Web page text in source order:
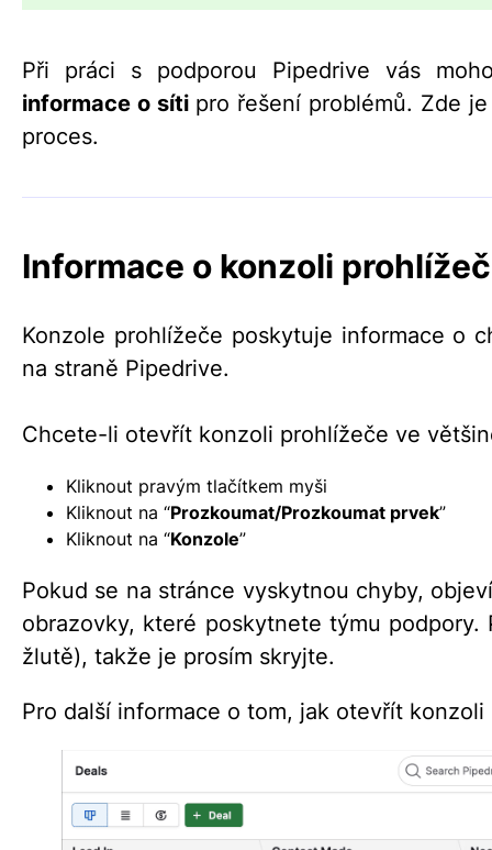
Při práci s podporou Pipedrive vás
informace o sítipro řešení problémů. Zde
proces.
Informace o konzoli
Konzole prohlížeče poskytuje informace o
na straně Pipedrive.
Chcete-li otevřít konzoli prohlížeče ve
Kliknout pravým tlačítkem myši
Kliknout na “Prozkoumat/Prozkoumat prvek”
Kliknout na “Konzole”
Pokud se na stránce vyskytnou chyby,
obrazovky, které poskytnete týmu
žlutě), takže je prosím skryjte.
Pro další informace o tom, jak otevřít